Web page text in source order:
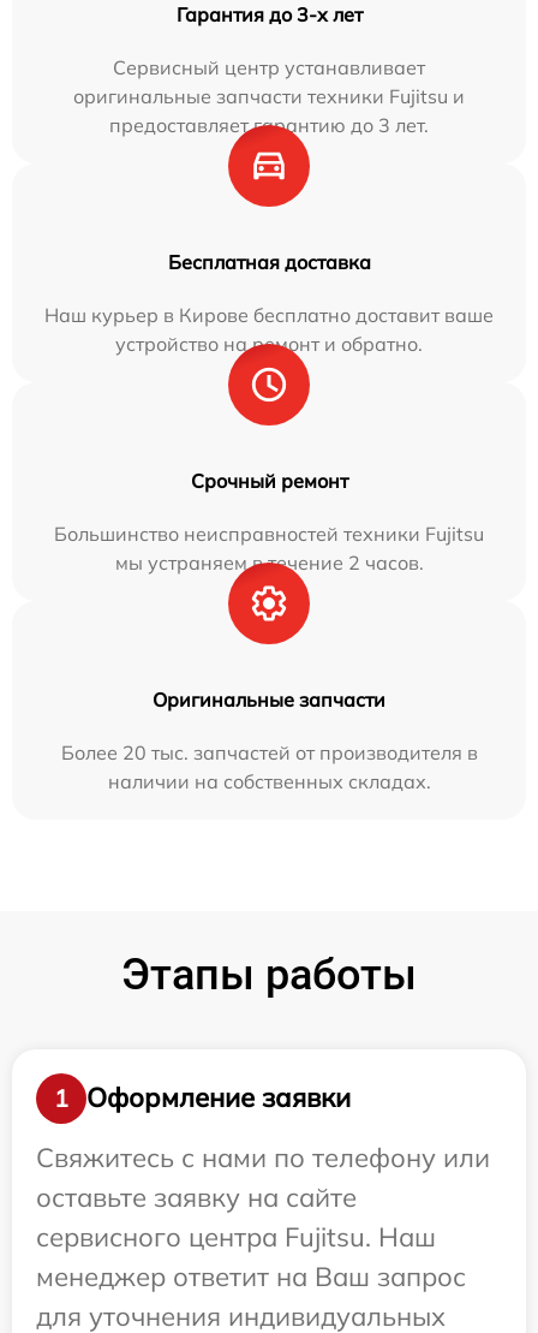
Гарантия до 3-х лет
Сервисный центр устанавливает
оригинальные запчасти техники Fujitsu и
предоставляет гарантию до 3 лет.
Бесплатная доставка
Наш курьер в Кирове бесплатно доставит ваше
устройство на ремонт и обратно.
Срочный ремонт
Большинство неисправностей техники Fujitsu
мы устраняем в течение 2 часов.
Оригинальные запчасти
Более 20 тыс. запчастей от производителя в
наличии на собственных складах.
Этапы работы
1
Оформление заявки
Свяжитесь с нами по телефону или
оставьте заявку на сайте
сервисного центра Fujitsu. Наш
менеджер ответит на Ваш запрос
для уточнения индивидуальных